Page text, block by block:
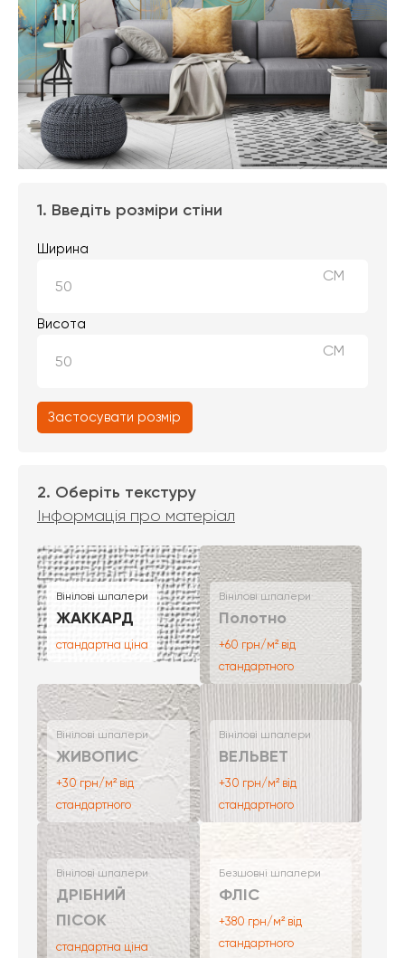
1. Введіть розміри стіни
Ширина
СМ
Висота
СМ
Застосувати розмір
2. Оберіть текстуру
Інформація про матеріал
Вінілові шпалери
ЖАККАРД
стандартна ціна
Вінілові шпалери
Полотно
+60 грн/м² від
стандартного
Вінілові шпалери
ЖИВОПИС
+30 грн/м² від
стандартного
Вінілові шпалери
ВЕЛЬВЕТ
+30 грн/м² від
стандартного
Вінілові шпалери
ДРІБНИЙ
ПІСОК
стандартна ціна
Безшовні шпалери
ФЛІС
+380 грн/м² від
стандартного